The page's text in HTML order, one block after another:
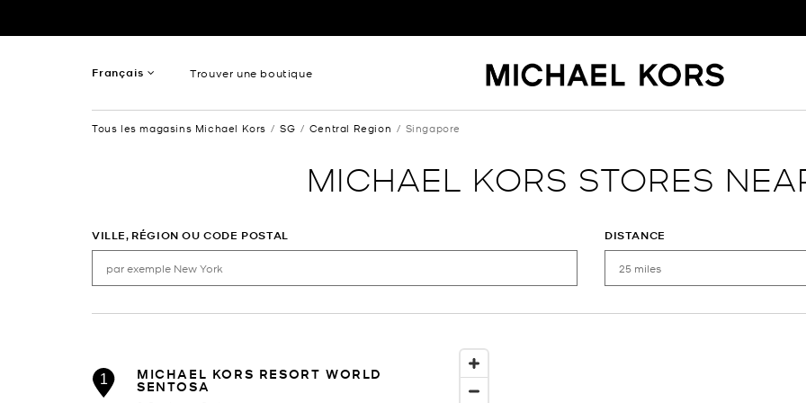
Français Trouver une boutique
Tous les magasins Michael Kors SG Central Region Singapore
MICHAEL KORS STORES
VILLE, RÉGION OU CODE POSTAL DISTANCE
1 MICHAEL KORS RESORT WORLD
SENTOSA